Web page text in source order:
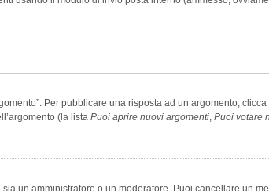
Per pubblicare una risposta ad un argomento,
(la lista Puoi aprire nuovi argomenti, Puoi votare
un amministratore o un moderatore. Puoi cancellare un